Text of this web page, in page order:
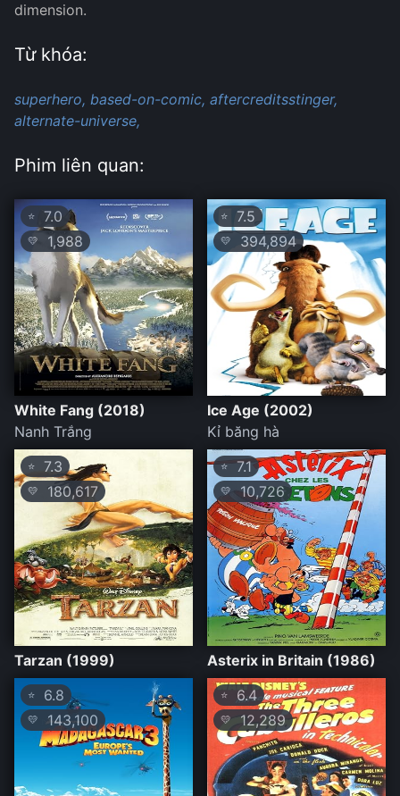
dimension.
Từ khóa:
superhero, based-on-comic, aftercreditsstinger,
alternate-universe,
Phim liên quan:
⭐ 7.0
💛 1,988
White Fang (2018)
Nanh Trắng
⭐ 7.5
💛 394,894
Ice Age (2002)
Kỉ băng hà
⭐ 7.3
💛 180,617
Tarzan (1999)
⭐ 7.1
💛 10,726
Asterix in Britain (1986)
⭐ 6.8
💛 143,100
⭐ 6.4
💛 12,289